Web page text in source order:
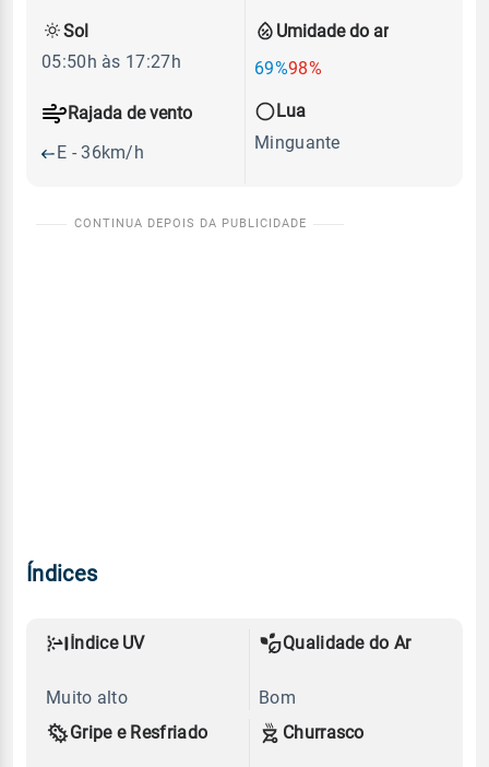
Umidade do ar
69%98%
Rajada de vento
E - 36km/h
Sol
05:50h às 17:27h
Lua
Minguante
Índices
Índice UV
Muito alto
Qualidade do Ar
Bom
Gripe e Resfriado
Churrasco